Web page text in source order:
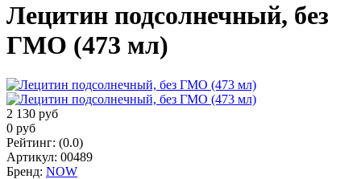
Лецитин подсолнечный, без
ГМО (473 мл)
2 130 руб
0 руб
Рейтинг: (0.0)
Артикул: 00489
Бренд: NOW